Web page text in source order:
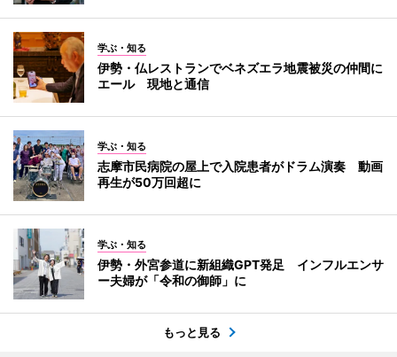
学ぶ・知る
伊勢・仏レストランでベネズエラ地震被災の仲間に
エール 現地と通信
学ぶ・知る
志摩市民病院の屋上で入院患者がドラム演奏 動画
再生が50万回超に
学ぶ・知る
伊勢・外宮参道に新組織GPT発足 インフルエンサ
ー夫婦が「令和の御師」に
もっと見る